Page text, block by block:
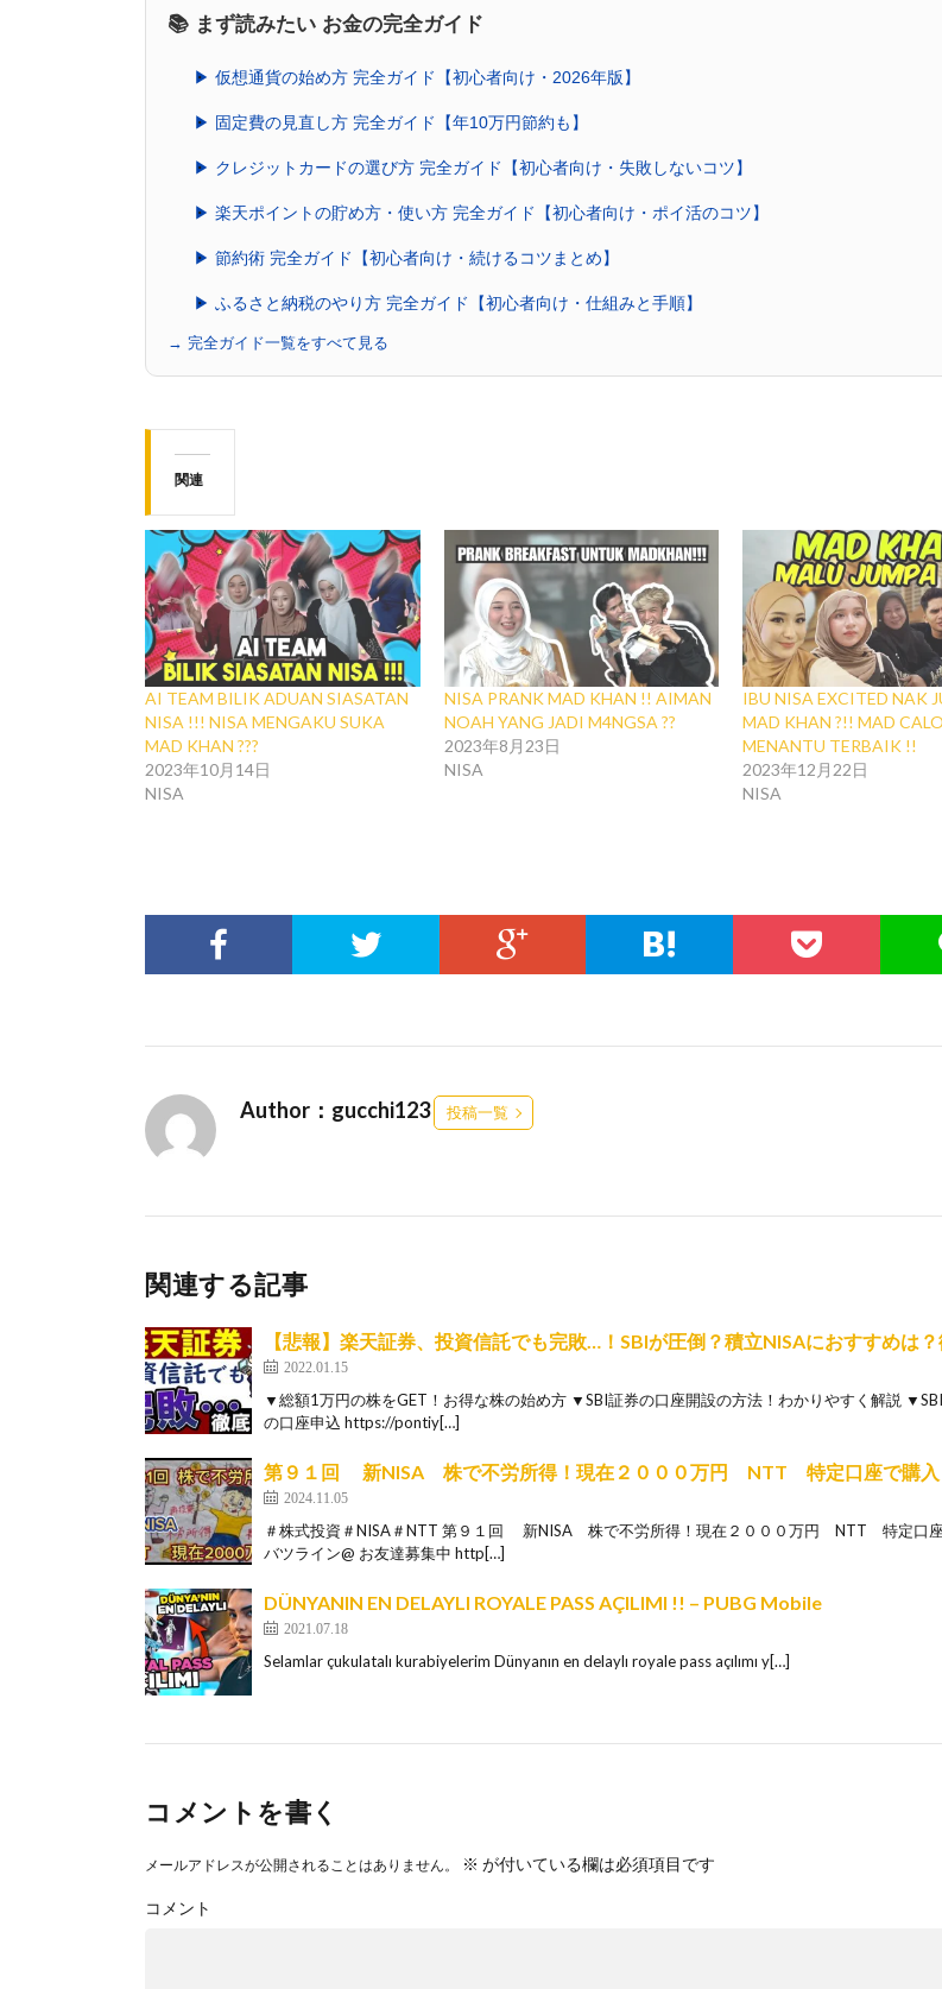
📚 まず読みたい お金の完全ガイド
▶ 仮想通貨の始め方 完全ガイド【初心者向け・2026年版】
▶ 固定費の見直し方 完全ガイド【年10万円節約も】
▶ クレジットカードの選び方 完全ガイド【初心者向け・失敗しないコツ】
▶ 楽天ポイントの貯め方・使い方 完全ガイド【初心者向け・ポイ活のコツ】
▶ 節約術 完全ガイド【初心者向け・続けるコツまとめ】
▶ ふるさと納税のやり方 完全ガイド【初心者向け・仕組みと手順】
→ 完全ガイド一覧をすべて見る
関連
AI TEAM BILIK ADUAN SIASATAN
NISA !!! NISA MENGAKU SUKA
MAD KHAN ???
2023年10月14日
NISA
NISA PRANK MAD KHAN !! AIMAN
NOAH YANG JADI M4NGSA ??
2023年8月23日
NISA
IBU NISA EXCITED NAK
MAD KHAN ?!! MAD
MENANTU TERBAIK !!
2023年12月22日
NISA
Author：gucchi123 投稿一覧
関連する記事
【悲報】楽天証券、投資信託でも完敗…！SBIが圧倒？積立NISAにおすすめは
2022.01.15
▼総額1万円の株をGET！お得な株の始め方 ▼SBI証券の口座開設の方法！わかりやすく解説
の口座申込 https://pontiy[…]
第９１回 新NISA 株で不労所得！現在２０００万円 NTT 特定口座で購入
2024.11.05
＃株式投資＃NISA＃NTT 第９１回 新NISA 株で不労所得！現在２０００万円 NTT 特定口座
バツライン@ お友達募集中 http[…]
DÜNYANIN EN DELAYLI ROYALE PASS AÇILIMI !! – PUBG Mobile
2021.07.18
Selamlar çukulatalı kurabiyelerim Dünyanın en delaylı royale pass açılımı y[…]
コメントを書く
メールアドレスが公開されることはありません。 ※ が付いている欄は必須項目です
コメント